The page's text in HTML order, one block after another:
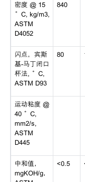
密度 @ 15
°C, kg/m3,
ASTM
D4052
840
闪点，宾斯
基-马丁闭口
杯法, °C,
ASTM D93
80
运动粘度 @
40 °C,
mm2/s,
ASTM
D445
中和值，
mgKOH/g，
<0.5